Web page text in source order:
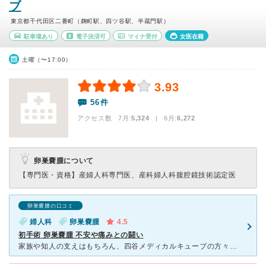
ブ
東京都千代田区二番町（麹町駅、四ツ谷駅、半蔵門駅）
駐車場あり 電子決済可 マイナ受付 女医在籍
土曜（〜17:00）
3.93
56件
アクセス数 7月:5,324 | 6月:6,272
卵巣嚢腫について
【専門医・資格】 産婦人科専門医、産科婦人科腹腔鏡技術認定医
卵巣嚢腫の口コミ
婦人科 卵巣嚢腫
4.5
初手術 卵巣嚢腫 不安や痛みとの闘い
家族や知人の支えはもちろん、四谷メディカルキューブの方々の親身な対応、ネットで見た体験談により、「必ず治る！大丈夫！」と信じることができました。今は感謝の気持ちと治った喜びでいっぱいです。 年に